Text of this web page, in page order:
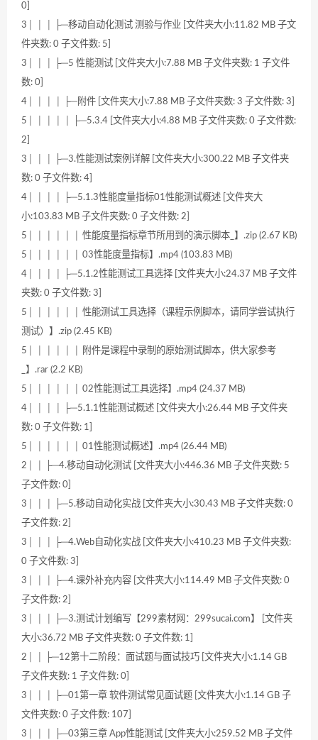
0]
3│ │ │ ├─移动自动化测试 测验与作业 [文件夹大小:11.82 MB 子文
件夹数: 0 子文件数: 5]
3│ │ │ ├─5 性能测试 [文件夹大小:7.88 MB 子文件夹数: 1 子文件
数: 0]
4│ │ │ │ ├─附件 [文件夹大小:7.88 MB 子文件夹数: 3 子文件数: 3]
5│ │ │ │ │ ├─5.3.4 [文件夹大小:4.88 MB 子文件夹数: 0 子文件数:
2]
3│ │ │ ├─3.性能测试案例详解 [文件夹大小:300.22 MB 子文件夹
数: 0 子文件数: 4]
4│ │ │ │ ├─5.1.3性能度量指标01性能测试概述 [文件夹大
小:103.83 MB 子文件夹数: 0 子文件数: 2]
5│ │ │ │ │ │ 性能度量指标章节所用到的演示脚本_】.zip (2.67 KB)
5│ │ │ │ │ │ 03性能度量指标】.mp4 (103.83 MB)
4│ │ │ │ ├─5.1.2性能测试工具选择 [文件夹大小:24.37 MB 子文件
夹数: 0 子文件数: 3]
5│ │ │ │ │ │ 性能测试工具选择（课程示例脚本，请同学尝试执行
测试）】.zip (2.45 KB)
5│ │ │ │ │ │ 附件是课程中录制的原始测试脚本，供大家参考
_】.rar (2.2 KB)
5│ │ │ │ │ │ 02性能测试工具选择】.mp4 (24.37 MB)
4│ │ │ │ ├─5.1.1性能测试概述 [文件夹大小:26.44 MB 子文件夹
数: 0 子文件数: 1]
5│ │ │ │ │ │ 01性能测试概述】.mp4 (26.44 MB)
2│ │ ├─4.移动自动化测试 [文件夹大小:446.36 MB 子文件夹数: 5
子文件数: 0]
3│ │ │ ├─5.移动自动化实战 [文件夹大小:30.43 MB 子文件夹数: 0
子文件数: 2]
3│ │ │ ├─4.Web自动化实战 [文件夹大小:410.23 MB 子文件夹数:
0 子文件数: 3]
3│ │ │ ├─4.课外补充内容 [文件夹大小:114.49 MB 子文件夹数: 0
子文件数: 2]
3│ │ │ ├─3.测试计划编写【299素材网：299sucai.com】 [文件夹
大小:36.72 MB 子文件夹数: 0 子文件数: 1]
2│ │ ├─12第十二阶段：面试题与面试技巧 [文件夹大小:1.14 GB
子文件夹数: 1 子文件数: 0]
3│ │ │ ├─01第一章 软件测试常见面试题 [文件夹大小:1.14 GB 子
文件夹数: 0 子文件数: 107]
3│ │ │ ├─03第三章 App性能测试 [文件夹大小:259.52 MB 子文件